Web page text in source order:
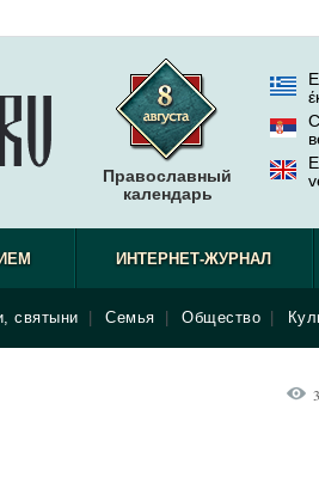
Православный
календарь
ИНТЕРНЕТ-ЖУРНАЛ
святыни Семья Общество